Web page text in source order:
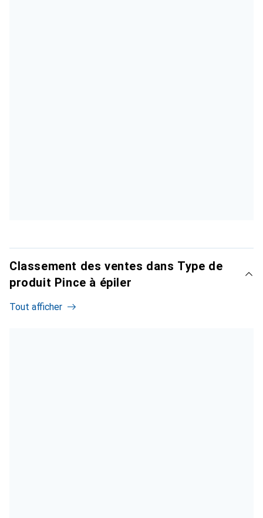
Classement des ventes dans Type de
produit Pince à épiler
Tout afficher